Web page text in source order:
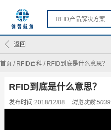
首页 / RFID百科 / RFID到底是什么意思？
返回
RFID到底是什么意思？
发布时间:2018/12/08 浏览次数:5039